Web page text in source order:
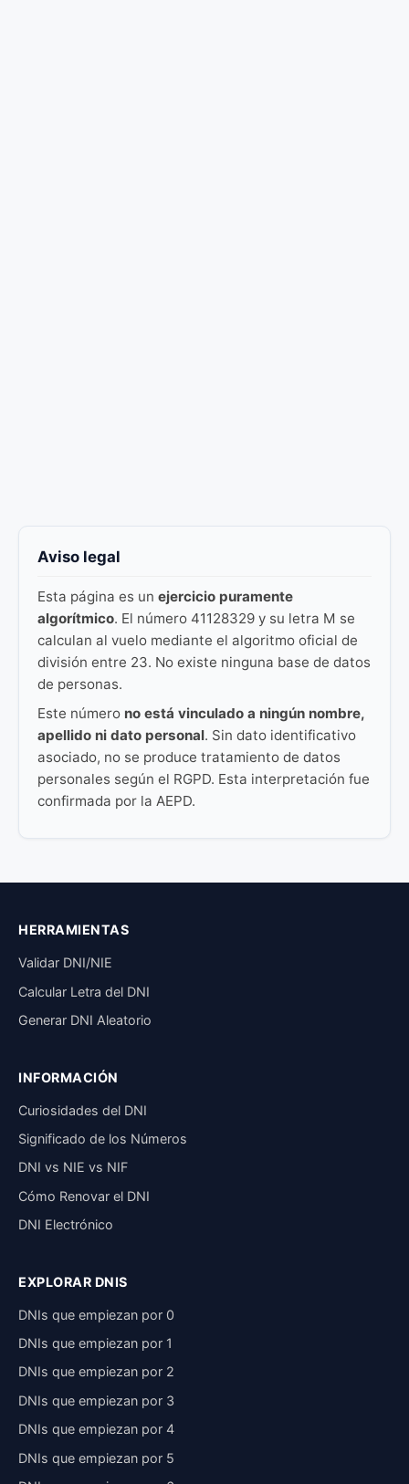
Aviso legal
Esta página es un ejercicio puramente
algorítmico. El número 41128329 y su letra M se
calculan al vuelo mediante el algoritmo oficial de
división entre 23. No existe ninguna base de datos
de personas.
Este número no está vinculado a ningún nombre,
apellido ni dato personal. Sin dato identificativo
asociado, no se produce tratamiento de datos
personales según el RGPD. Esta interpretación fue
confirmada por la AEPD.
HERRAMIENTAS
Validar DNI/NIE
Calcular Letra del DNI
Generar DNI Aleatorio
INFORMACIÓN
Curiosidades del DNI
Significado de los Números
DNI vs NIE vs NIF
Cómo Renovar el DNI
DNI Electrónico
EXPLORAR DNIS
DNIs que empiezan por 0
DNIs que empiezan por 1
DNIs que empiezan por 2
DNIs que empiezan por 3
DNIs que empiezan por 4
DNIs que empiezan por 5